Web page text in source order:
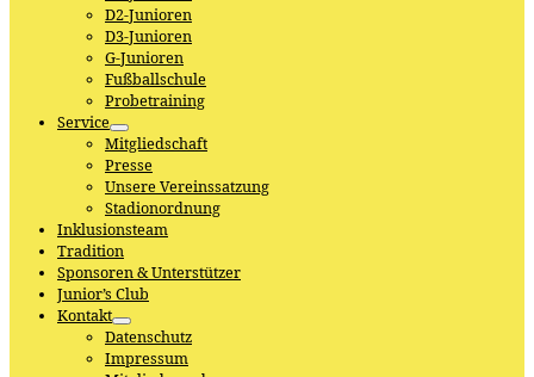
D2-Junioren
D3-Junioren
G-Junioren
Fußballschule
Probetraining
Service
Mitgliedschaft
Presse
Unsere Vereinssatzung
Stadionordnung
Inklusionsteam
Tradition
Sponsoren & Unterstützer
Junior’s Club
Kontakt
Datenschutz
Impressum